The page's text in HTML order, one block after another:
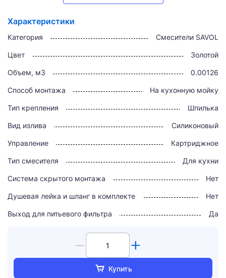
Характеристики
Категория Смесители SAVOL
Цвет Золотой
Объем, м3 0.00126
Способ монтажа На кухонную мойку
Тип крепления Шпилька
Вид излива Силиконовый
Управление Картриджное
Тип смесителя Для кухни
Система скрытого монтажа Нет
Душевая лейка и шланг в комплекте Нет
Выход для питьевого фильтра Да
Купить